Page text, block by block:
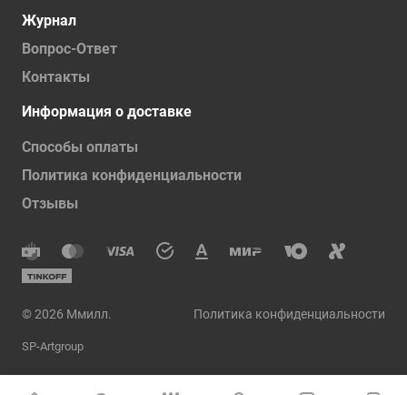
Журнал
Вопрос-Ответ
Контакты
Информация о доставке
Способы оплаты
Политика конфиденциальности
Отзывы
© 2026 Ммилл. Политика конфиденциальности
SP-Artgroup